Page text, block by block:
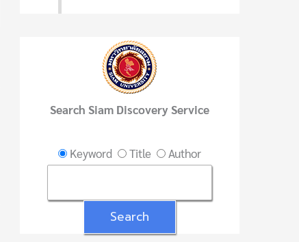
Search Siam Discovery Service
Keyword Title Author